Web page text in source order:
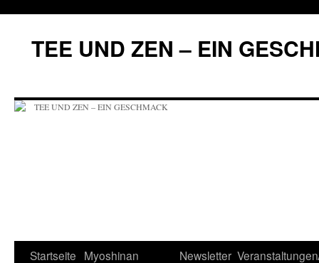
springen
TEE UND ZEN – EIN
Startseite Myoshinan
Newsletter Veranstaltungen